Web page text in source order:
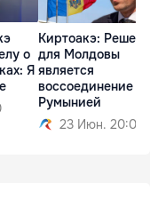
о
Я
Киртоакэ:
для Молдовы
является
воссоединение с
Румынией
23 Июн. 20:01